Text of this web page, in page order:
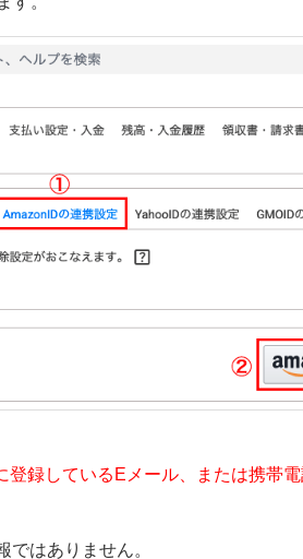
登録しているEメール、または携帯
はありません。